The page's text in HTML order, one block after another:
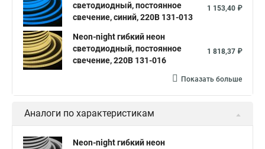
светодиодный, постоянное
свечение, синий, 220В 131-013
1 153,40 ₽
Neon-night гибкий неон
светодиодный, постоянное
свечение, 220В 131-016
1 818,37 ₽
Показать больше
Аналоги по характеристикам
Neon-night гибкий неон